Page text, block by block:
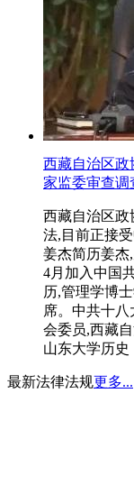
西藏自治区政
家监委审查调
西藏自治区政
法,目前正接
姜杰简历姜杰
4月加入中国
历,管理学博
席。中共十
会委员,西藏
山东大学历史
最新法律法规更多...